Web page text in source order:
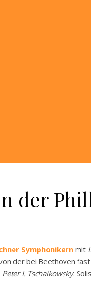
der
Symphonikern mit
der bei Beethoven
Peter I. Tschaikowsky.